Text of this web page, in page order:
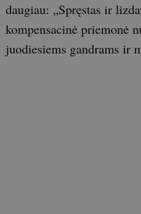
daugiau: „Spręstas ir
kompensacinė priemonė
juodiesiems gandrams ir